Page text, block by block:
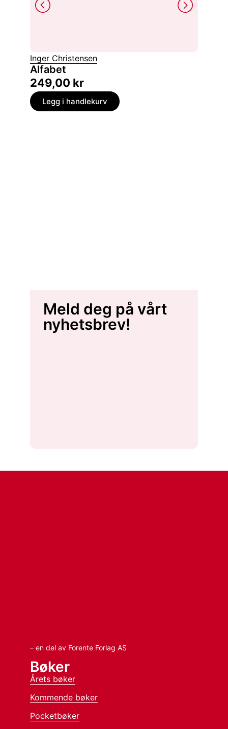
Inger Christensen
Alfabet
249,00 kr
Legg i handlekurv
Meld deg på vårt
nyhetsbrev!
– en del av Forente Forlag AS
Bøker
Årets bøker
Kommende bøker
Pocketbøker